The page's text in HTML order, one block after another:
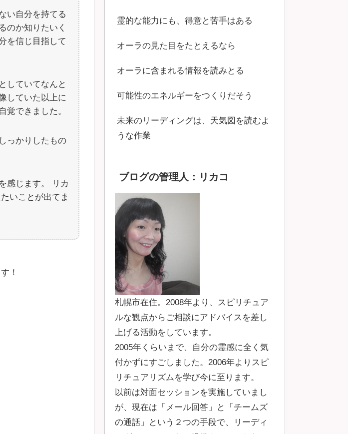
い自分を持てる
のか知りたいく
を信じ目指して
していてなんと
していた以上に
覚できました。
っかりしたもの
感じます。 リカ
いことが出てま
！
霊的な能力にも、得意と苦手はある
オーラの見た目をたとえるなら
オーラに含まれる情報を読みとる
可能性のエネルギーをつくりだそう
未来のリーディングは、天気図を読むよ
うな作業
ブログの管理人：リカコ
札幌市在住。2008年より、スピリチュア
ルな観点からご相談にアドバイスを差し
上げる活動をしています。
2005年くらいまで、自分の霊感に全く気
付かずにすごしました。2006年よりスピ
リチュアリズムを学び今に至ります。
以前は対面セッションを実施していまし
が、現在は「メール回答」と「チームズ
の通話」という２つの手段で、リーディ